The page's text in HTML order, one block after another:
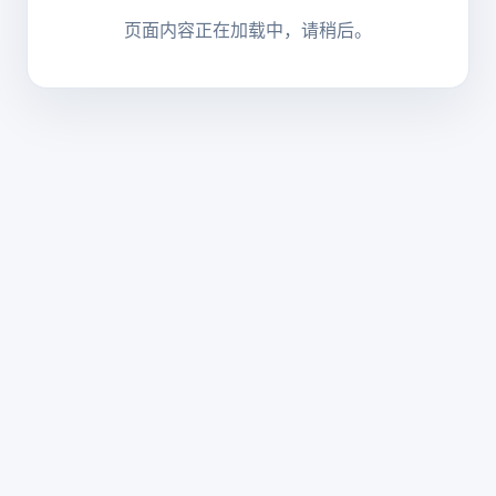
页面内容正在加载中，请稍后。